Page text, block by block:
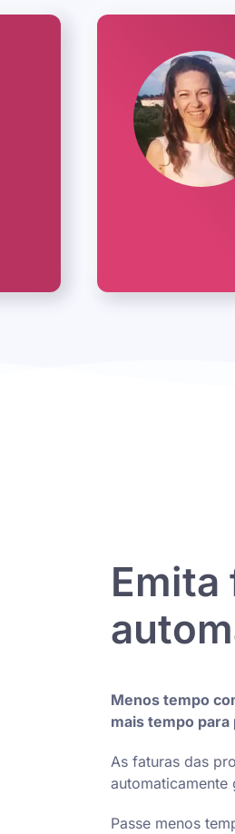
Emita
Menos tempo
mais tempo
As faturas das
automaticamente
Passe menos